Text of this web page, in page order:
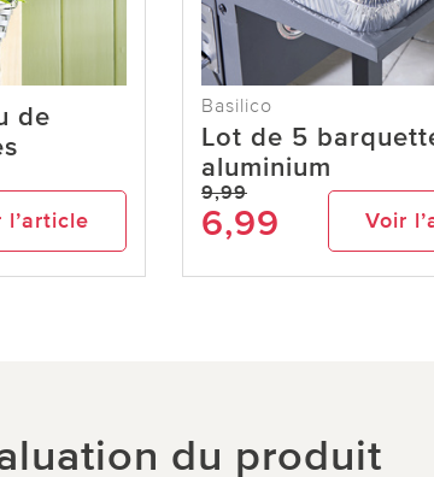
de
l’article
Basilico
Lot de 5
aluminium
9,99
6,99 Voir
du produit